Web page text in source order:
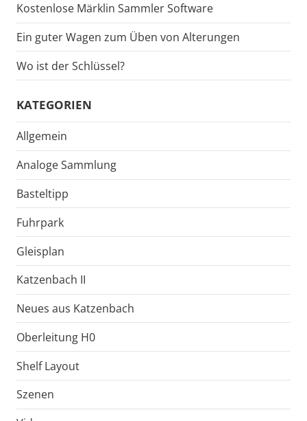
Kostenlose Märklin Sammler Software
Ein guter Wagen zum Üben von Alterungen
Wo ist der Schlüssel?
KATEGORIEN
Allgemein
Analoge Sammlung
Basteltipp
Fuhrpark
Gleisplan
Katzenbach II
Neues aus Katzenbach
Oberleitung H0
Shelf Layout
Szenen